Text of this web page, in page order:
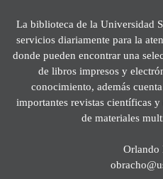
La biblioteca de la Universidad
servicios diariamente para la
donde pueden encontrar una
de libros impresos y
conocimiento, además
importantes revistas científicas
de materiales
Orlando